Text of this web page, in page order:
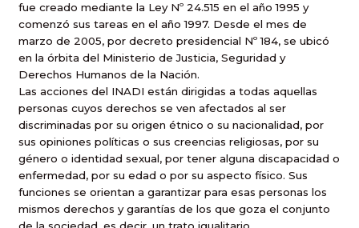
fue creado mediante la Ley Nº 24.515 en el año 1995 y
comenzó sus tareas en el año 1997. Desde el mes de
marzo de 2005, por decreto presidencial Nº 184, se ubicó
en la órbita del Ministerio de Justicia, Seguridad y
Derechos Humanos de la Nación.
Las acciones del INADI están dirigidas a todas aquellas
personas cuyos derechos se ven afectados al ser
discriminadas por su origen étnico o su nacionalidad, por
sus opiniones políticas o sus creencias religiosas, por su
género o identidad sexual, por tener alguna discapacidad o
enfermedad, por su edad o por su aspecto físico. Sus
funciones se orientan a garantizar para esas personas los
mismos derechos y garantías de los que goza el conjunto